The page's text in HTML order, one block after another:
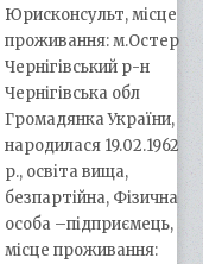
Юрисконсульт, місце
проживання: м.Остер
Чернігівський р-н
Чернігівська обл
Громадянка України,
народилася 19.02.1962
р., освіта вища,
безпартійна, Фізична
особа –підприємець,
місце проживання: